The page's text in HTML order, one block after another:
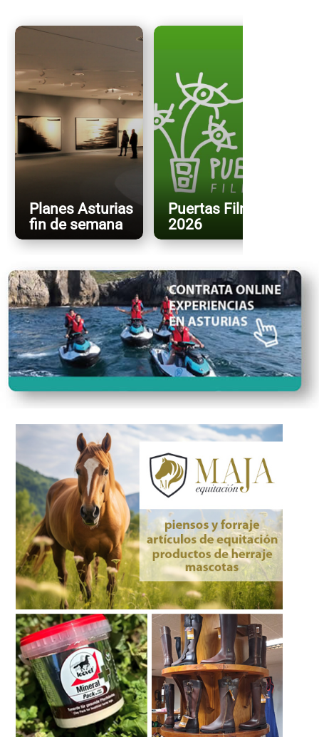
Planes Asturias
fin de semana
Puertas FilmFest
2026